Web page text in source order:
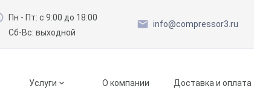
Пн - Пт: с 9:00 до 18:00
Сб-Вс: выходной
info@compressor3.ru
Услуги О компании Доставка и оплата